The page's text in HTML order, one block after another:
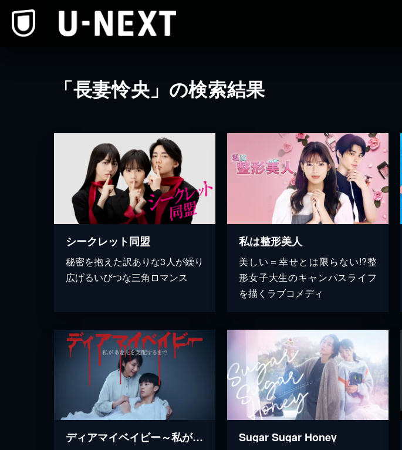
「長妻怜央」の検索結果
シークレット同盟
秘密を抱えた訳ありな3人が繰り
広げるいびつな三角ロマンス
私は整形美人
美しい＝幸せとは限らない!?整
形女子大生のキャンパスライフ
を描くラブコメディ
ディアマイベイビー～私があなたを支配するまで～ Sugar Sugar Honey